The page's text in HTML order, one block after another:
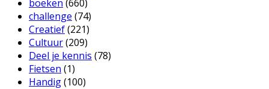
boeken (660)
challenge (74)
Creatief(221)
Cultuur(209)
Deel je kennis (78)
Fietsen (1)
Handig(100)